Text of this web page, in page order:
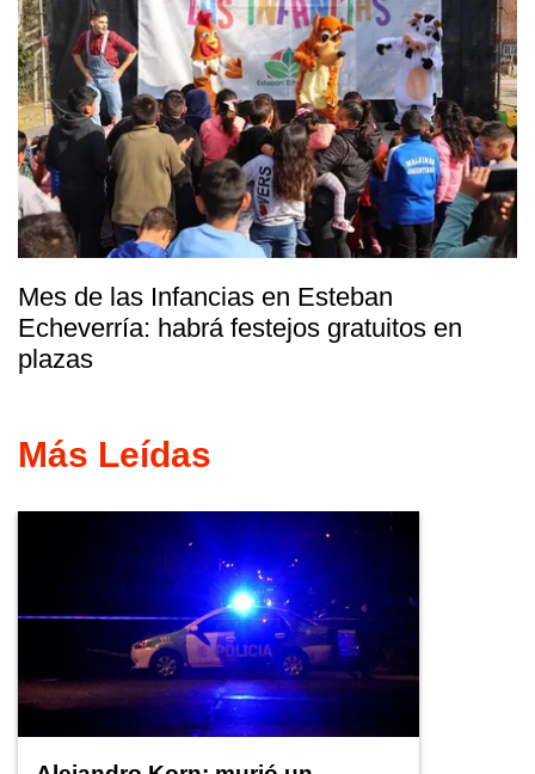
Mes de las Infancias en Esteban
Echeverría: habrá festejos gratuitos en
plazas
Más Leídas